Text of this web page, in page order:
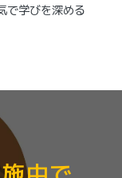
で学びを深める